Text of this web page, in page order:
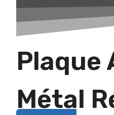
race
Plaque
Métal